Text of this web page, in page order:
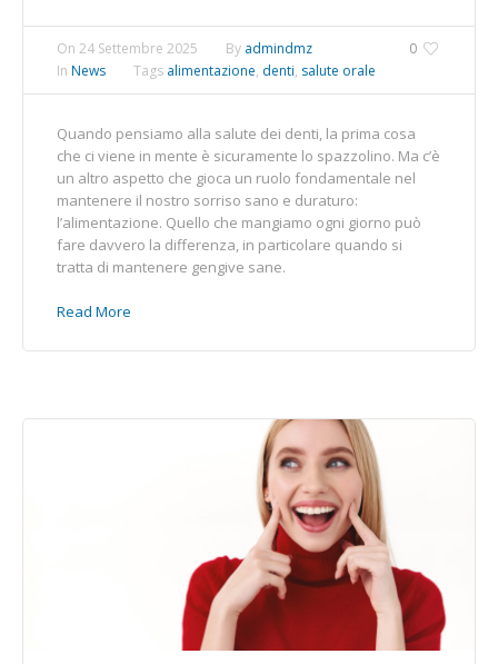
0
On 24 Settembre 2025 By admindmz
In News Tags alimentazione, denti, salute orale
Quando pensiamo alla salute dei denti, la prima cosa
che ci viene in mente è sicuramente lo spazzolino. Ma c’è
un altro aspetto che gioca un ruolo fondamentale nel
mantenere il nostro sorriso sano e duraturo:
l’alimentazione. Quello che mangiamo ogni giorno può
fare davvero la differenza, in particolare quando si
tratta di mantenere gengive sane.
Read More